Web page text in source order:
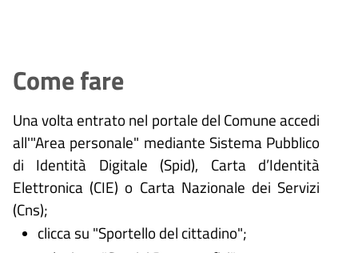
Come fare
Una volta entrato nel portale del Comune accedi
all'"Area personale" mediante Sistema Pubblico
di Identità Digitale (Spid), Carta d’Identità
Elettronica (CIE) o Carta Nazionale dei Servizi
(Cns);
clicca su "Sportello del cittadino";